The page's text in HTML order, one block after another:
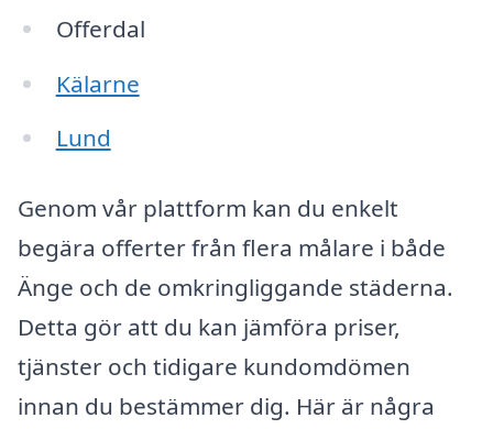
Offerdal
Kälarne
Lund
Genom vår plattform kan du enkelt
begära offerter från flera målare i både
Änge och de omkringliggande städerna.
Detta gör att du kan jämföra priser,
tjänster och tidigare kundomdömen
innan du bestämmer dig. Här är några